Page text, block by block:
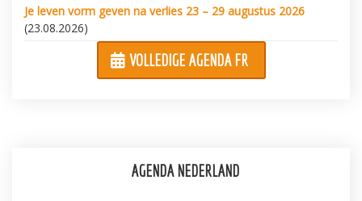
Je leven vorm geven na verlies 23 – 29 augustus 2026
(23.08.2026)
VOLLEDIGE AGENDA FR
AGENDA NEDERLAND